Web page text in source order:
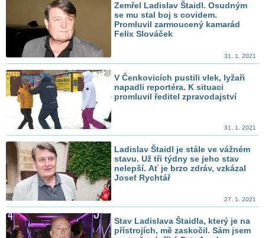
Zemřel Ladislav Štaidl. Osudným
se mu stal boj s covidem.
Promluvil zarmoucený kamarád
Felix Slováček
31. 1. 2021
V Čenkovicích pustili vlek, lyžaři
napadli reportéra. K situaci
promluvil ředitel zpravodajství
31. 1. 2021
Ladislav Štaidl je stále ve vážném
stavu. Už tři týdny se jeho stav
nelepší. Ať je brzo zdráv, vzkázal
Josef Rychtář
27. 1. 2021
Stav Ladislava Štaidla, který je na
přístrojích, mě zaskočil. Sám jsem